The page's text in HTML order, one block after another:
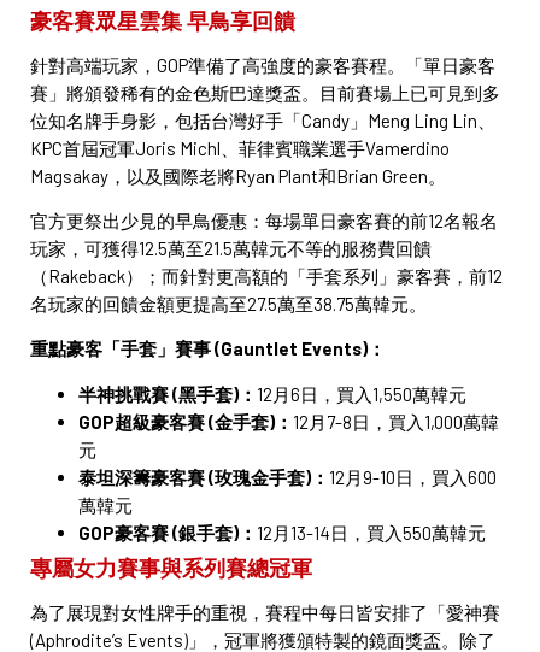
豪客賽眾星雲集 早鳥享回饋
針對高端玩家，GOP準備了高強度的豪客賽程。「單日豪客
賽」將頒發稀有的金色斯巴達獎盃。目前賽場上已可見到多
位知名牌手身影，包括台灣好手「Candy」Meng Ling Lin、
KPC首屆冠軍Joris Michl、菲律賓職業選手Vamerdino
Magsakay，以及國際老將Ryan Plant和Brian Green。
官方更祭出少見的早鳥優惠：每場單日豪客賽的前12名報名
玩家，可獲得12.5萬至21.5萬韓元不等的服務費回饋
（Rakeback）；而針對更高額的「手套系列」豪客賽，前12
名玩家的回饋金額更提高至27.5萬至38.75萬韓元。
重點豪客「手套」賽事 (Gauntlet Events)：
半神挑戰賽 (黑手套)： 12月6日，買入1,550萬韓元
GOP超級豪客賽 (金手套)： 12月7-8日，買入1,000萬韓
元
泰坦深籌豪客賽 (玫瑰金手套)： 12月9-10日，買入600
萬韓元
GOP豪客賽 (銀手套)： 12月13-14日，買入550萬韓元
專屬女力賽事與系列賽總冠軍
為了展現對女性牌手的重視，賽程中每日皆安排了「愛神賽
(Aphrodite’s Events)」，冠軍將獲頒特製的鏡面獎盃。除了